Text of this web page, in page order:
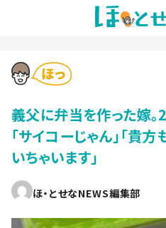
義父に弁当を作った嫁
「サイコーじゃん」「貴
いちゃいます」
ほ・とせなNEWS編集部